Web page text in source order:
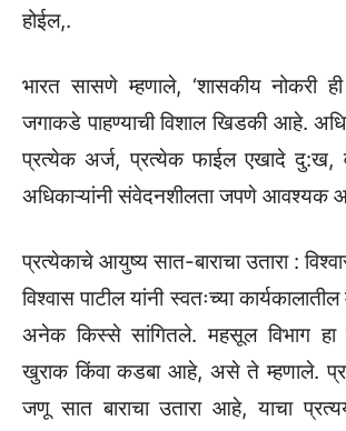
होईल,.
भारत सासणे म्हणाले, ‌‘शासकीय नोकरी
जगाकडे पाहण्याची विशाल खिडकी आहे.
प्रत्येक अर्ज, प्रत्येक फाईल एखादे
अधिकाऱ्यांनी संवेदनशीलता जपणे आवश्यक
प्रत्येकाचे आयुष्य सात-बाराचा उतारा :
विश्वास पाटील यांनी स्वतःच्या
अनेक किस्से सांगितले. महसूल विभाग हा
खुराक किंवा कडबा आहे, असे ते म्हणाले.
जणू सात बाराचा उतारा आहे, याचा